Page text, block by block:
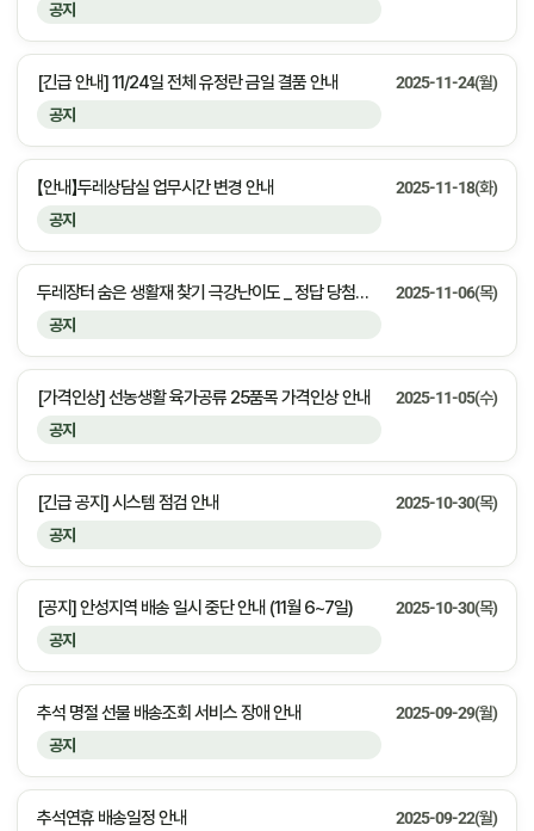
공지
공지
[긴급 안내] 11/24일 전체 유정란 금일 결품 안내 2025-11-24(월)
공지
【안내】두레상담실 업무시간 변경 안내 2025-11-18(화)
공지
두레장터 숨은 생활재 찾기 극강난이도 _ 정답 당첨자 안내 2025-11-06(목)
공지
[가격인상] 선농생활 육가공류 25품목 가격인상 안내 2025-11-05(수)
공지
[긴급 공지] 시스템 점검 안내 2025-10-30(목)
공지
[공지] 안성지역 배송 일시 중단 안내 (11월 6~7일) 2025-10-30(목)
공지
추석 명절 선물 배송조회 서비스 장애 안내 2025-09-29(월)
추석연휴 배송일정 안내 2025-09-22(월)